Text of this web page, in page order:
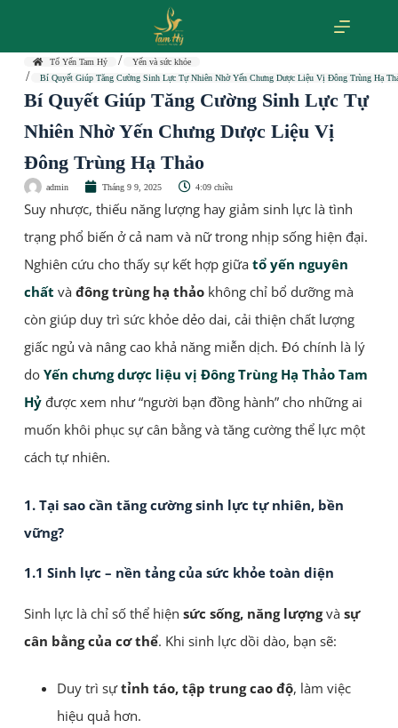
Tổ Yến Tam Hỷ
Yến và sức khỏe
Bí Quyết Giúp Tăng Cường Sinh Lực Tự Nhiên Nhờ Yến Chưng Dược Liệu Vị Đông Trùng Hạ
Bí Quyết Giúp Tăng Cường Sinh Lực Tự
Nhiên Nhờ Yến Chưng Dược Liệu Vị
Đông Trùng Hạ Thảo
admin Tháng 9 9, 2025 4:09 chiều
Suy nhược, thiếu năng lượng hay giảm sinh lực là tình
trạng phổ biến ở cả nam và nữ trong nhịp sống hiện đại.
Nghiên cứu cho thấy sự kết hợp giữa tổ yến nguyên
chất và đông trùng hạ thảokhông chỉ bổ dưỡng mà
còn giúp duy trì sức khỏe dẻo dai, cải thiện chất lượng
giấc ngủ và nâng cao khả năng miễn dịch. Đó chính là lý
do Yến chưng dược liệu vị Đông Trùng Hạ Thảo Tam
Hỷđược xem như “người bạn đồng hành” cho những ai
muốn khôi phục sự cân bằng và tăng cường thể lực một
cách tự nhiên.
1. Tại sao cần tăng cường sinh lực tự nhiên, bền
vững?
1.1 Sinh lực – nền tảng của sức khỏe toàn diện
Sinh lực là chỉ số thể hiện sức sống, năng lượngvà sự
cân bằng của cơ thể. Khi sinh lực dồi dào, bạn sẽ:
Duy trì sựtỉnh táo, tập trung cao độ, làm việc
hiệu quả hơn.